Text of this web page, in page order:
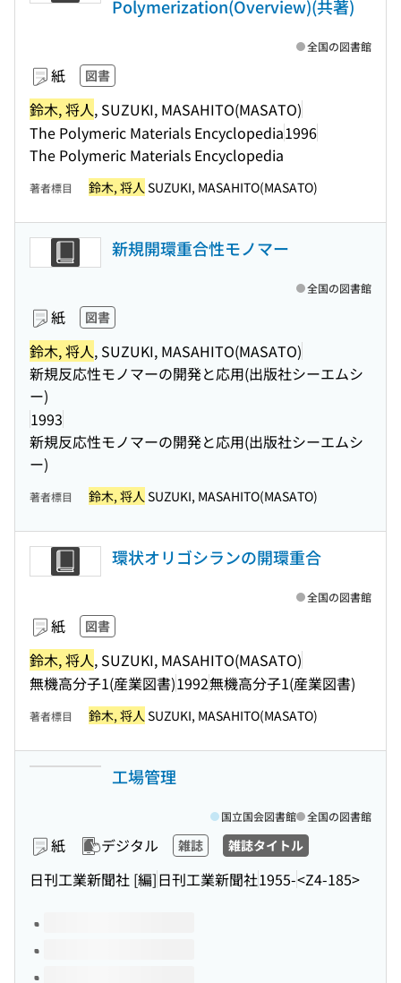
Polymerization(Overview)(共著)
紙 図書
鈴木, 将人, SUZUKI, MASAHITO(MASATO)
The Polymeric Materials Encyclopedia1996
The Polymeric Materials Encyclopedia
全国の図書館
著者標目 鈴木, 将人 SUZUKI, MASAHITO(MASATO)
新規開環重合性モノマー
紙 図書
鈴木, 将人, SUZUKI, MASAHITO(MASATO)
新規反応性モノマーの開発と応用(出版社シーエムシ
ー)
1993
新規反応性モノマーの開発と応用(出版社シーエムシ
ー)
全国の図書館
著者標目 鈴木, 将人 SUZUKI, MASAHITO(MASATO)
環状オリゴシランの開環重合
紙 図書
鈴木, 将人, SUZUKI, MASAHITO(MASATO)
無機高分子1(産業図書)1992無機高分子1(産業図書)
全国の図書館
著者標目 鈴木, 将人 SUZUKI, MASAHITO(MASATO)
工場管理
紙 デジタル 雑誌 雑誌タイトル
日刊工業新聞社 [編]日刊工業新聞社1955-<Z4-185>
国立国会図書館 全国の図書館
このタイトルの巻号